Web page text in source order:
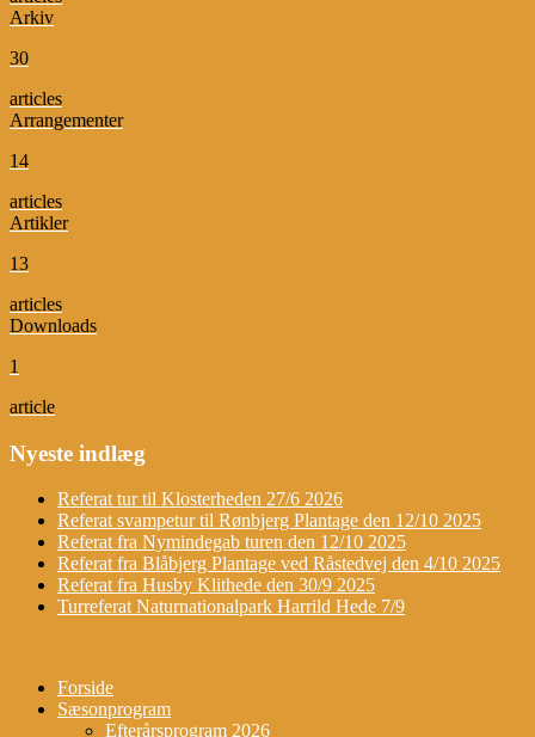
Arkiv
30
articles
Arrangementer
14
articles
Artikler
13
articles
Downloads
1
article
Nyeste indlæg
Referat tur til Klosterheden 27/6 2026
Referat svampetur til Rønbjerg Plantage den 12/10 2025
Referat fra Nymindegab turen den 12/10 2025
Referat fra Blåbjerg Plantage ved Råstedvej den 4/10 2025
Referat fra Husby Klithede den 30/9 2025
Turreferat Naturnationalpark Harrild Hede 7/9
Forside
Sæsonprogram
Efterårsprogram 2026